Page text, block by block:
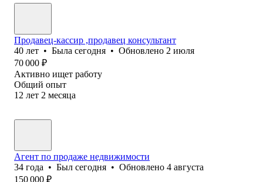
Продавец-кассир ,продавец консультант
40 лет • Была сегодня • Обновлено 2 июля
70 000 ₽
Активно ищет работу
Общий опыт
12 лет 2 месяца
Агент по продаже недвижимости
34 года • Был сегодня • Обновлено 4 августа
150 000 ₽